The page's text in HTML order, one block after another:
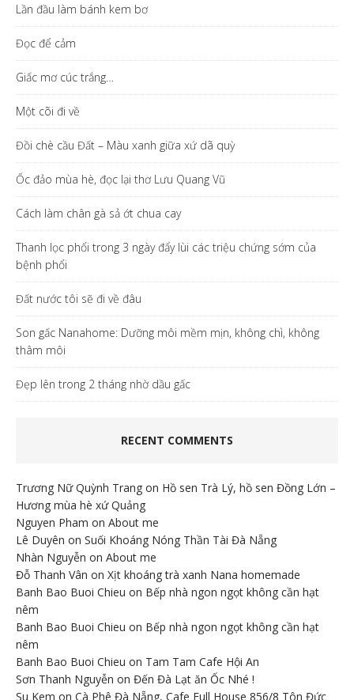
Lần đầu làm bánh kem bơ
Đọc để cảm
Giấc mơ cúc trắng…
Một cõi đi về
Đồi chè cầu Đất – Màu xanh giữa xứ dã quỳ
Ốc đảo mùa hè, đọc lại thơ Lưu Quang Vũ
Cách làm chân gà sả ớt chua cay
Thanh lọc phổi trong 3 ngày đẩy lùi các triệu chứng sớm của
bệnh phổi
Đất nước tôi sẽ đi về đâu
Son gấc Nanahome: Dưỡng môi mềm mịn, không chì, không
thâm môi
Đẹp lên trong 2 tháng nhờ dầu gấc
RECENT COMMENTS
Trương Nữ Quỳnh Trang on Hồ sen Trà Lý, hồ sen Đồng Lớn –
Hương mùa hè xứ Quảng
Nguyen Pham on About me
Lê Duyên on Suối Khoáng Nóng Thần Tài Đà Nẵng
Nhàn Nguyễn on About me
Đỗ Thanh Vân on Xịt khoáng trà xanh Nana homemade
Banh Bao Buoi Chieu on Bếp nhà ngon ngọt không cần hạt
nêm
Banh Bao Buoi Chieu on Bếp nhà ngon ngọt không cần hạt
nêm
Banh Bao Buoi Chieu on Tam Tam Cafe Hội An
Sơn Thanh Nguyễn on Đến Đà Lạt ăn Ốc Nhé !
Su Kem on Cà Phê Đà Nẵng, Cafe Full House 856/8 Tôn Đức